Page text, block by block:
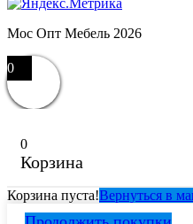
Мос Опт Мебель 2026
0
0
Корзина
Корзина пуста!Вернуться в